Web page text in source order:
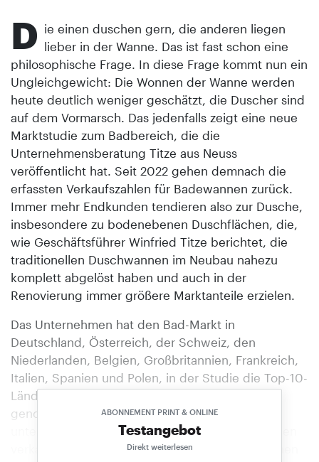
ABONNEMENT PRINT & ONLINE
Testangebot
Direkt weiterlesen
D ie einen duschen gern, die anderen liegen
lieber in der Wanne. Das ist fast schon eine
philosophische Frage. In diese Frage kommt nun ein
Ungleichgewicht: Die Wonnen der Wanne werden
heute deutlich weniger geschätzt, die Duscher sind
auf dem Vormarsch. Das jedenfalls zeigt eine neue
Marktstudie zum Badbereich, die die
Unternehmensberatung Titze aus Neuss
veröffentlicht hat. Seit 2022 gehen demnach die
erfassten Verkaufszahlen für Badewannen zurück.
Immer mehr Endkunden tendieren also zur Dusche,
insbesondere zu bodenebenen Duschflächen, die,
wie Geschäftsführer Winfried Titze berichtet, die
traditionellen Duschwannen im Neubau nahezu
komplett abgelöst haben und auch in der
Renovierung immer größere Marktanteile erzielen.
Das Unternehmen hat den Bad-Markt in
Deutschland, Österreich, der Schweiz, den
Niederlanden, Belgien, Großbritannien, Frankreich,
Italien, Spanien und Polen, in der Studie die Top-10-
Länder Europas genannt, unter die Lupe
genommen. Demnach wurden 2024 in den
untersuchten Ländern 3,39 Millionen Badewannen
verkauft. Dem stehen 8,67 Millionen Duschwannen